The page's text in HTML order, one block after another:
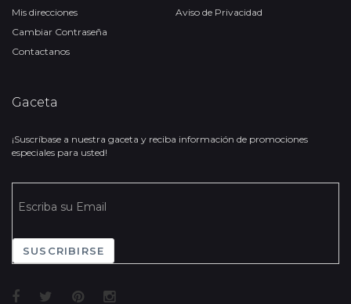
Mis direcciones
Cambiar Contraseña
Contactanos
Aviso de Privacidad
Gaceta
¡Suscríbase a nuestra gaceta y reciba información de promociones
especiales para usted!
SUSCRIBIRSE